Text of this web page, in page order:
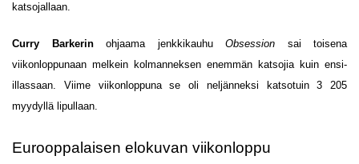
katsojallaan.
Curry Barkerinohjaama jenkkikauhu Obsession sai toisena
viikonloppunaan melkein kolmanneksen enemmän katsojia kuin ensi-
illassaan. Viime viikonloppuna se oli neljänneksi katsotuin 3 205
myydyllä lipullaan.
Eurooppalaisen elokuvan viikonloppu